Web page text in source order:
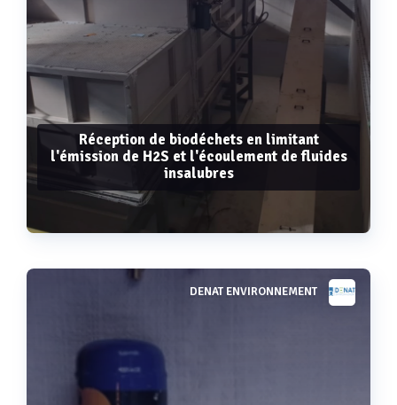
Réception de biodéchets en limitant
l'émission de H2S et l'écoulement de fluides
insalubres
Voir plus
DENAT ENVIRONNEMENT